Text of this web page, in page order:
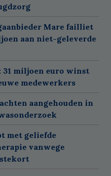
Mare failliet
aan niet-geleverde
31 miljoen euro winst
medewerkers
aangehouden in
met geliefde
vanwege